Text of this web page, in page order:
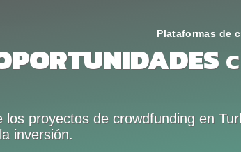
Plataformas de
los proyectos de crowdfunding en
inversión.